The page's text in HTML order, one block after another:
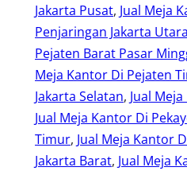
Jakarta Pusat, Jual Meja
Penjaringan Jakarta Utara
Pejaten Barat Pasar
Meja Kantor Di Pejaten
Jakarta Selatan, Jual
Jual Meja Kantor Di
Timur, Jual Meja Kantor
Jakarta Barat, Jual Meja